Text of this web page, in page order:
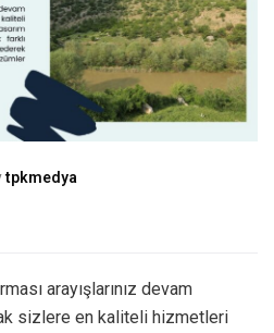
tpkmedya
arayışlarınız devam
sizlere en kaliteli hizmetleri